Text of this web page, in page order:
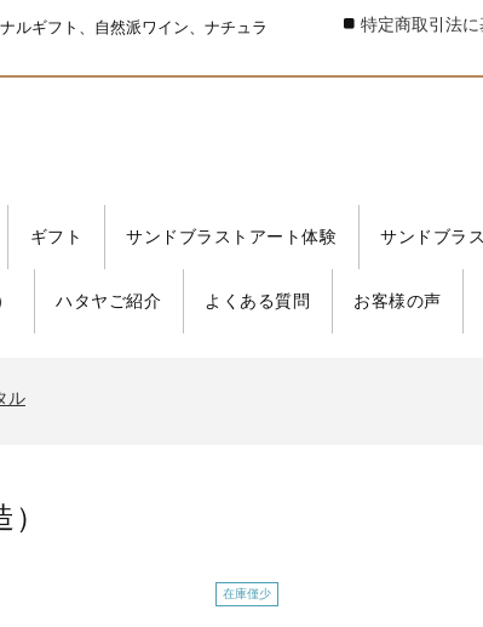
ルギフト、自然派ワイン、ナチュラ
ギフト サンドブラストアート体験 サンドブラ
ハタヤご紹介 よくある質問 お客様の声
特定商取引法
ル
在庫僅少